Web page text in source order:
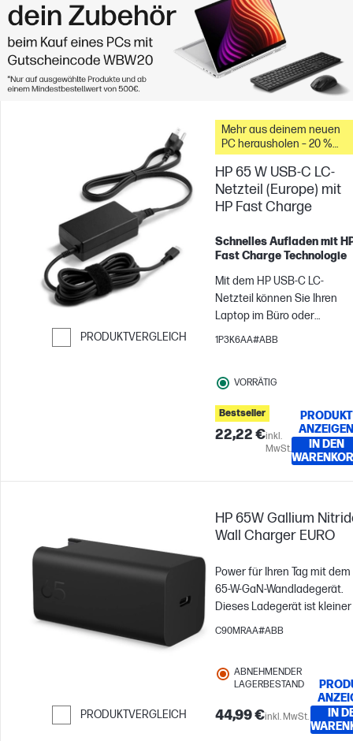
PRODUKTVERGLEICH
Mehr aus deinem neuen
PC herausholen – 20 %
Rabatt auf Zubehör
HP 65 W USB-C LC-
Netzteil (Europe) mit
HP Fast Charge
Schnelles Aufladen mit
Fast Charge Technologie
Mit dem HP USB-C LC-
Netzteil können Sie Ihren
Laptop im Büro oder
unterwegs aufladen.
1P3K6AA#ABB
VORRÄTIG
Bestseller
22,22 €inkl.
MwSt.
PRODUKT
ANZEIGEN
IN DEN
PRODUKTVERGLEICH
HP 65W Gallium
Wall Charger EURO
Power für Ihren Tag mit dem
65-W-GaN-Wandladegerät.
Dieses Ladegerät ist
leichter[6], für effizientes
Energieversorgung für die
meisten USB‑C®‑Geräte bei
gleichzeitigem Schutz vor
Spannungsspitzen,
C90MRAA#ABB
ABNEHMENDER
LAGERBESTAND
44,99 €inkl. MwSt.
IN